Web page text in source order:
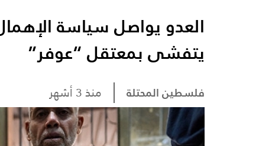
العدو يواصل سياسة
يتفشى بمعتقل “عوفر”
فلسطين المحتلة منذ 3 أشهر